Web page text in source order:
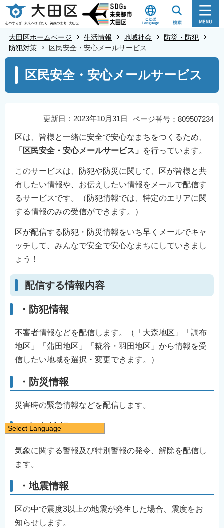
こ
の
ジ
大田区ホームページ 生活情報 地域社会
防災・防犯
防犯対策
区民安全・安心メールサービス
こ
区民安全・安心メールサービス
ページ番号：809507234
更新日：2023年10月31日
区は、皆様と一緒に安全で安心なまちをつくるため、
「区民安全・安心メールサービス」
を行っています。
このサービスは、防犯や防災に関して、区が皆様と共
有したい情報や、お伝えしたい情報をメールで配信す
るサービスです。（防犯情報では、特定のエリアに関
する情報のみの受信ができます。）
区が配信する防犯・防災情報をいち早くメールでキャ
ッチして、みんなで安全で安心なまちにしていきまし
ょう！
配信する情報内容
・防犯情報
不審者情報などを配信します。（「大森地区」「調布
地区」「蒲田地区」「糀谷・羽田地区」から情報を受
信したい地域を選択・変更できます。）
・防災情報
災害時の緊急情報などを配信します。
・気象情報
気象に関する警報及び特別警報の発令、解除を配信し
ます。
・地震情報
区の中で震度3以上の地震が発生した場合、震度をお
知らせします。
Select Language
English
繁體中文
한국어
नेपाली